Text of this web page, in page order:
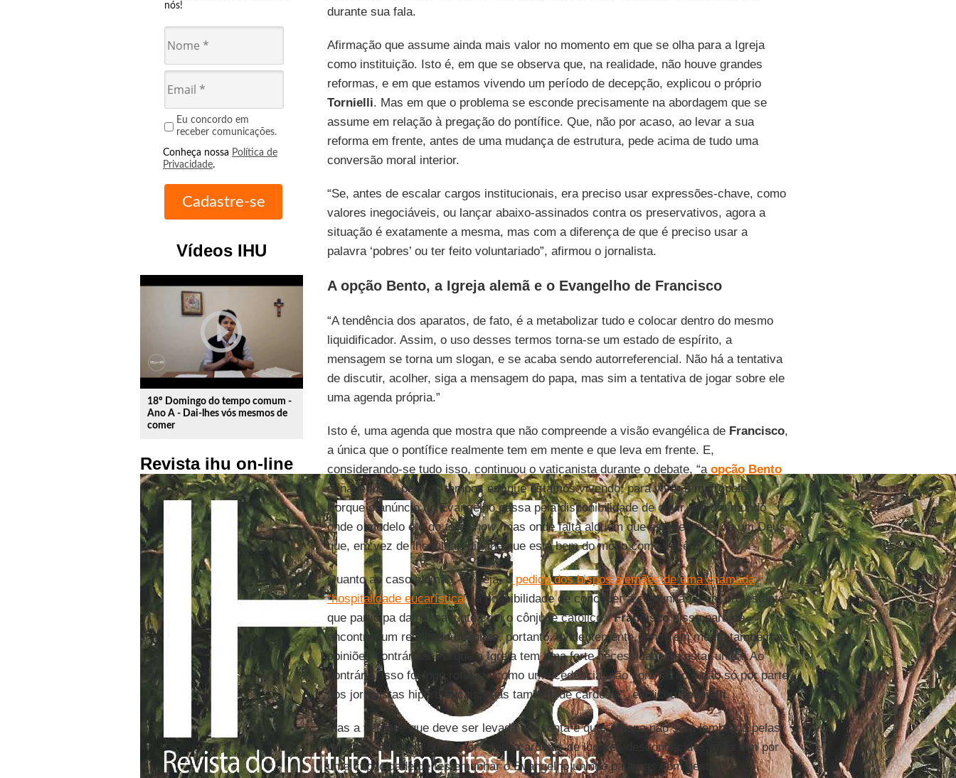
nós!
Eu concordo em
receber comunicações.
Conheça nossa Política de
Privacidade.
Vídeos IHU
play_circle_outline
18º Domingo do tempo comum -
Ano A - Dai-lhes vós mesmos de
comer
Revista ihu on-line
durante sua fala.
Afirmação que assume ainda mais valor no momento em que se olha para a Igreja
como instituição. Isto é, em que se observa que, na realidade, não houve grandes
reformas, e em que estamos vivendo um período de decepção, explicou o próprio
Tornielli. Mas em que o problema se esconde precisamente na abordagem que se
assume em relação à pregação do pontífice. Que, não por acaso, ao levar a sua
reforma em frente, antes de uma mudança de estrutura, pede acima de tudo uma
conversão moral interior.
“Se, antes de escalar cargos institucionais, era preciso usar expressões-chave, como
valores inegociáveis, ou lançar abaixo-assinados contra os preservativos, agora a
situação é exatamente a mesma, mas com a diferença de que é preciso usar a
palavra ‘pobres’ ou ter feito voluntariado”, afirmou o jornalista.
A opção Bento, a Igreja alemã e o Evangelho de Francisco
“A tendência dos aparatos, de fato, é a metabolizar tudo e colocar dentro do mesmo
liquidificador. Assim, o uso desses termos torna-se um estado de espírito, a
mensagem se torna um slogan, e se acaba sendo autorreferencial. Não há a tentativa
de discutir, acolher, siga a mensagem do papa, mas sim a tentativa de jogar sobre ele
uma agenda própria.”
Isto é, uma agenda que mostra que não compreende a visão evangélica de Francisco,
a única que o pontífice realmente tem em mente e que leva em frente. E,
considerando-se tudo isso, continuou o vaticanista durante o debate, “a opção Bento
é inadequada para os tempos em que estamos vivendo, para viver a metrópole.
Porque o anúncio do Evangelho passa pela disponibilidade de ouvir, em um mundo
onde o modelo é o dotalk-show, mas onde falta alguém que escute você, de um Deus
que, em vez de lhe julgar, diz-lhe que está bem do modo como você é”.
Quanto ao caso alemão, ou seja, opedido dos bispos alemães de uma chamada
“hospitalidade eucarística”, a possibilidade de conceder a comunhão a um protestante
que participa da missa junto com o cônjuge católico, “Franciscodisse para se
encontrar um resultado unânime, portanto, evidentemente, tendo em mente também as
opiniões contrárias. Porque a Igreja tem uma forte necessidade de estar unida. Ao
contrário, isso foi logo rotulado como uma cedência, não com razão e não só por parte
dos jornalistas hiperclericais, mas também de cardeais”, explicouTornielli.
Mas a verdade que deve ser levada em conta é que “o papa não será lembrado pelas
reformas da Cúria ou por ter criado cardeais de lugares desconhecidos, mas sim por
uma capacidade de testemunhar o Evangelho unindo palavras com gestos”.